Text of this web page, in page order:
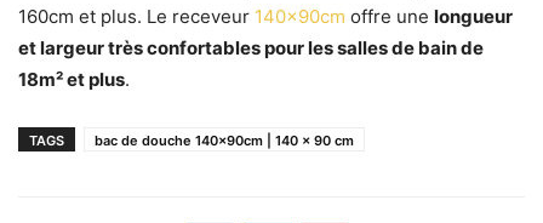
160cm et plus. Le receveur 140x90cm offre une longueur
et largeur très confortables pour les salles de bain de
18m² et plus.
TAGS bac de douche 140x90cm | 140 x 90 cm